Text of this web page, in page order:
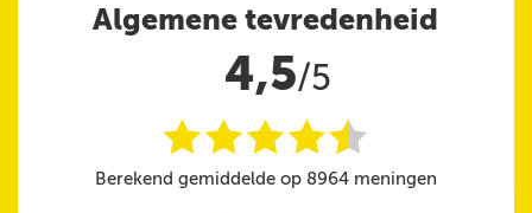
Algemene tevredenheid
4,5/5
iiiii
@
Berekend gemiddelde op 8964 meningen